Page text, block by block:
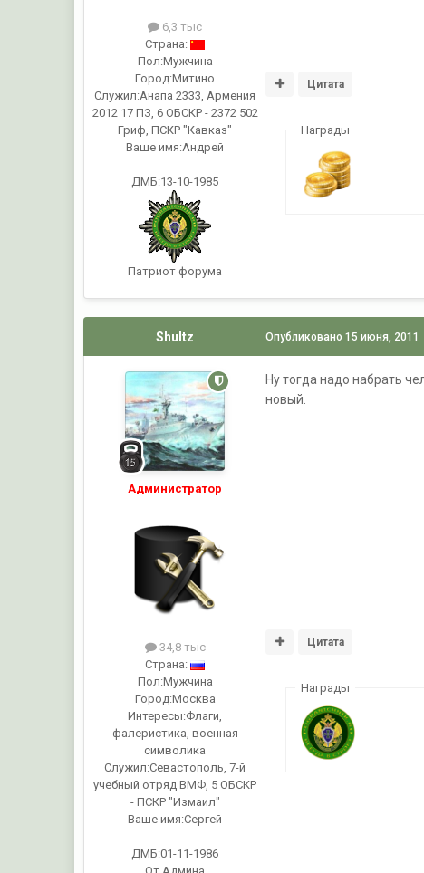
6,3 тыс
Страна:
Пол:Мужчина
Город:Митино
Служил:Анапа 2333, Армения
2012 17 ПЗ, 6 ОБСКР - 2372 502
Гриф, ПСКР "Кавказ"
Ваше имя:Андрей
ДМБ:13-10-1985
Патриот форума
Цитата
Награды
Shultz
Администратор
34,8 тыс
Страна:
Пол:Мужчина
Город:Москва
Интересы:Флаги,
фалеристика, военная
символика
Служил:Севастополь, 7-й
учебный отряд ВМФ, 5 ОБСКР
- ПСКР "Измаил"
Ваше имя:Сергей
ДМБ:01-11-1986
Опубликовано15 июня, 2011
Ну тогда надо набрать
новый.
Цитата
Награды